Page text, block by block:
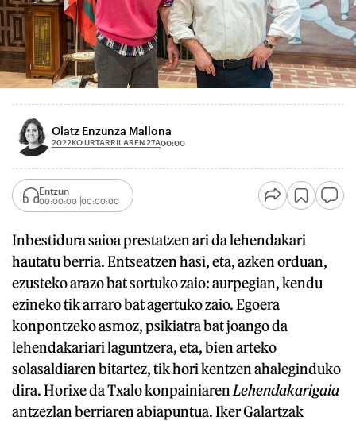
Olatz Enzunza Mallona
2022KO URTARRILAREN 27A00:00
Entzun
00:00:00 00:00:00
Inbestidura saioa prestatzen ari da lehendakari
hautatu berria. Entseatzen hasi, eta, azken orduan,
ezusteko arazo bat sortuko zaio: aurpegian, kendu
ezineko tik arraro bat agertuko zaio. Egoera
konpontzeko asmoz, psikiatra bat joango da
lehendakariari laguntzera, eta, bien arteko
solasaldiaren bitartez, tik hori kentzen ahaleginduko
dira. Horixe da Txalo konpainiaren Lehendakarigaia
antzezlan berriaren abiapuntua. Iker Galartzak